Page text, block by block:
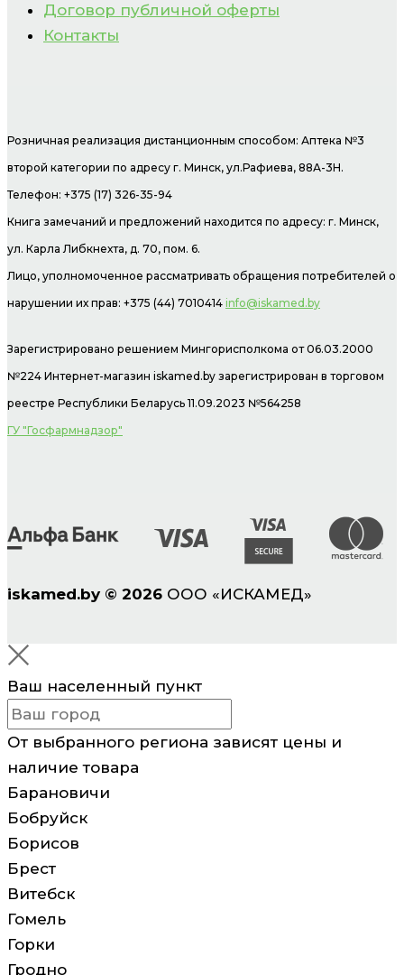
Договор публичной оферты
Контакты
Розничная реализация дистанционным способом: Аптека №3
второй категории по адресу г. Минск, ул.Рафиева, 88А-3Н.
Телефон: +375 (17) 326-35-94
Книга замечаний и предложений находится по адресу: г. Минск,
ул. Карла Либкнехта, д. 70, пом. 6.
Лицо, уполномоченное рассматривать обращения потребителей о
нарушении их прав: +375 (44) 7010414 info@iskamed.by
Зарегистрировано решением Мингорисполкома от 06.03.2000
№224 Интернет-магазин iskamed.by зарегистрирован в торговом
реестре Республики Беларусь 11.09.2023 №564258
ГУ "Госфармнадзор"
iskamed.by © 2026 ООО «ИСКАМЕД»
Ваш населенный пункт
От выбранного региона зависят цены и
наличие товара
Барановичи
Бобруйск
Борисов
Брест
Витебск
Гомель
Горки
Гродно